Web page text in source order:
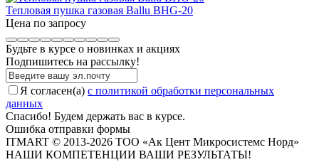
Тепловая пушка газовая Ballu BHG-20
Цена по запросу
Будьте в курсе о новинках и акциях
Подпишитесь на рассылкy!
Я согласен(a) с политикой обработки персональных
данных
Спасибо! Будем держать вас в курсе.
Ошибка отправки формы
ITMART © 2013-2026 ТОО «Ак Цент Микросистемс Норд»
НАШИ КОМПЕТЕНЦИИ ВАШИ РЕЗУЛЬТАТЫ!